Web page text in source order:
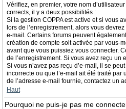
Vérifiez, en premier, votre nom
corrects, il y a deux possibilités :
Si la gestion COPPA est active et si vous
lors de l’enregistrement, alors vous
e-mail. Certains forums peuvent
création de compte soit activée par vous-
avant que vous puissiez vous connecter.
de l’enregistrement. Si vous avez reçu un
Si vous n’avez pas reçu d’e-mail, il se
incorrecte ou que l’e-mail ait été traité par
de l’adresse e-mail fournie, contactez un
Haut
Pourquoi ne puis-je pas me